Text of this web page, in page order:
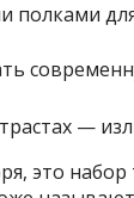
полками
—
это